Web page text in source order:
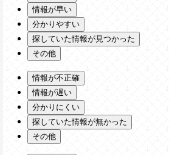
情報が早い
分かりやすい
探していた情報が見つかった
その他
情報が不正確
情報が遅い
分かりにくい
探していた情報が無かった
その他